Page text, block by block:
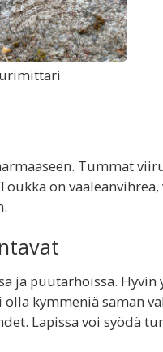
Tummat
on
ja puutarhoissa. Hyvin
kymmeniä saman
Lapissa voi syödä